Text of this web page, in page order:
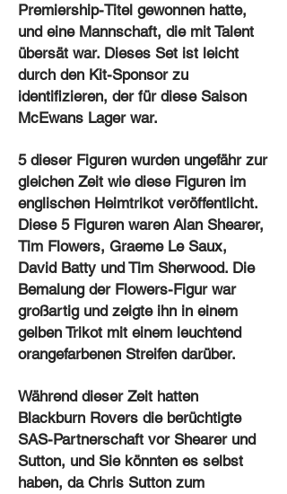
Premiership-Titel gewonnen hatte,
und eine Mannschaft, die mit Talent
übersät war. Dieses Set ist leicht
durch den Kit-Sponsor zu
identifizieren, der für diese Saison
McEwans Lager war.
5 dieser Figuren wurden ungefähr zur
gleichen Zeit wie diese Figuren im
englischen Heimtrikot veröffentlicht.
Diese 5 Figuren waren Alan Shearer,
Tim Flowers, Graeme Le Saux,
David Batty und Tim Sherwood. Die
Bemalung der Flowers-Figur war
großartig und zeigte ihn in einem
gelben Trikot mit einem leuchtend
orangefarbenen Streifen darüber.
Während dieser Zeit hatten
Blackburn Rovers die berüchtigte
SAS-Partnerschaft vor Shearer und
Sutton, und Sie könnten es selbst
haben, da Chris Sutton zum